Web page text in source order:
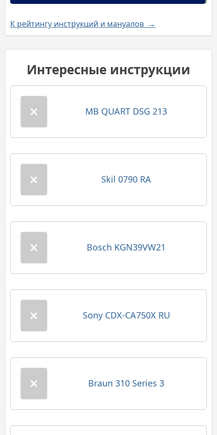
К рейтингу инструкций и мануалов →
Интересные инструкции
MB QUART DSG 213
Skil 0790 RA
Bosch KGN39VW21
Sony CDX-CA750X RU
Braun 310 Series 3